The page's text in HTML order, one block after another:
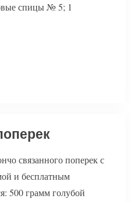
спицы № 5; 1
связанного поперек с
и бесплатным
500 грамм голубой